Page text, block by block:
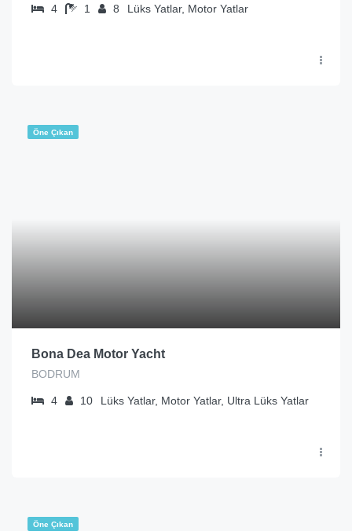
4 1 8 Lüks Yatlar, Motor Yatlar
Öne Çıkan
Bona Dea Motor Yacht
BODRUM
4 10 Lüks Yatlar, Motor Yatlar, Ultra Lüks Yatlar
Öne Çıkan